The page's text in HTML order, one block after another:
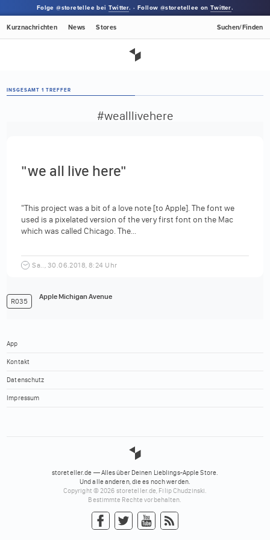
Folge @storetellee beiTwitter. · Follow @storetellee onTwitter.
Kurznachrichten News Stores Suchen/Finden
INSGESAMT 1 TREFFER
#wealllivehere
"we all live here"
"This project was a bit of a love note [to Apple]. The font we
used is a pixelated version of the very first font on the Mac
which was called Chicago. The...
Sa.., 30.06.2018, 8:24 Uhr
R035
Apple Michigan Avenue
App
Kontakt
Datenschutz
Impressum
storeteller.de — Alles über Deinen Lieblings-Apple Store.
Und alle anderen, die es noch werden.
Copyright © 2026 storeteller.de, Filip Chudzinski.
Bestimmte Rechte vorbehalten.